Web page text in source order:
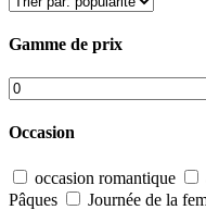
Gamme de prix
Occasion
occasion romantique
Pâques
Journée de la